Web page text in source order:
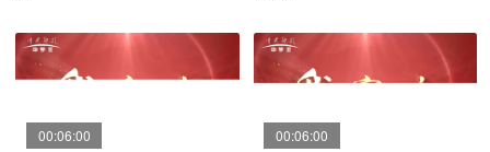
00:06:00 00:06:00